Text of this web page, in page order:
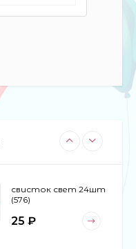
волосатик миньон
свисток свет 24шт
(576)
25 ₽